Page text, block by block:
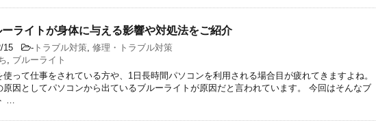
ライトが身体に与える影響や対処法をご紹介
15 - トラブル対策, 修理・トラブル対策
, ブルーライト
使って仕事をされている方や、1日長時間パソコンを利用される場合目が疲れてきますよね。
原因としてパソコンから出ているブルーライトが原因だと言われています。 今回はそんなブ
…